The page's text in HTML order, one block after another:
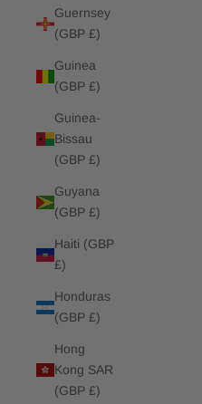
Guernsey
(GBP £)
Guinea
(GBP £)
Guinea-
Bissau
(GBP £)
Guyana
(GBP £)
Haiti (GBP
£)
Honduras
(GBP £)
Hong
Kong SAR
(GBP £)